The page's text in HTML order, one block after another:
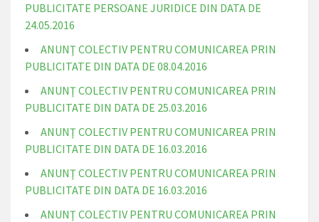
PUBLICITATE PERSOANE JURIDICE DIN DATA DE
24.05.2016
ANUNŢ COLECTIV PENTRU COMUNICAREA PRIN
PUBLICITATE DIN DATA DE 08.04.2016
ANUNŢ COLECTIV PENTRU COMUNICAREA PRIN
PUBLICITATE DIN DATA DE 25.03.2016
ANUNŢ COLECTIV PENTRU COMUNICAREA PRIN
PUBLICITATE DIN DATA DE 16.03.2016
ANUNŢ COLECTIV PENTRU COMUNICAREA PRIN
PUBLICITATE DIN DATA DE 16.03.2016
ANUNŢ COLECTIV PENTRU COMUNICAREA PRIN